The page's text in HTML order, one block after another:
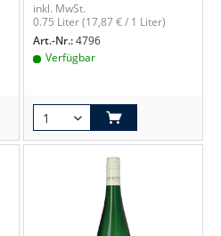
inkl. MwSt.
0.75 Liter(17,87 € / 1 Liter)
Art.-Nr.:4796
Verfügbar